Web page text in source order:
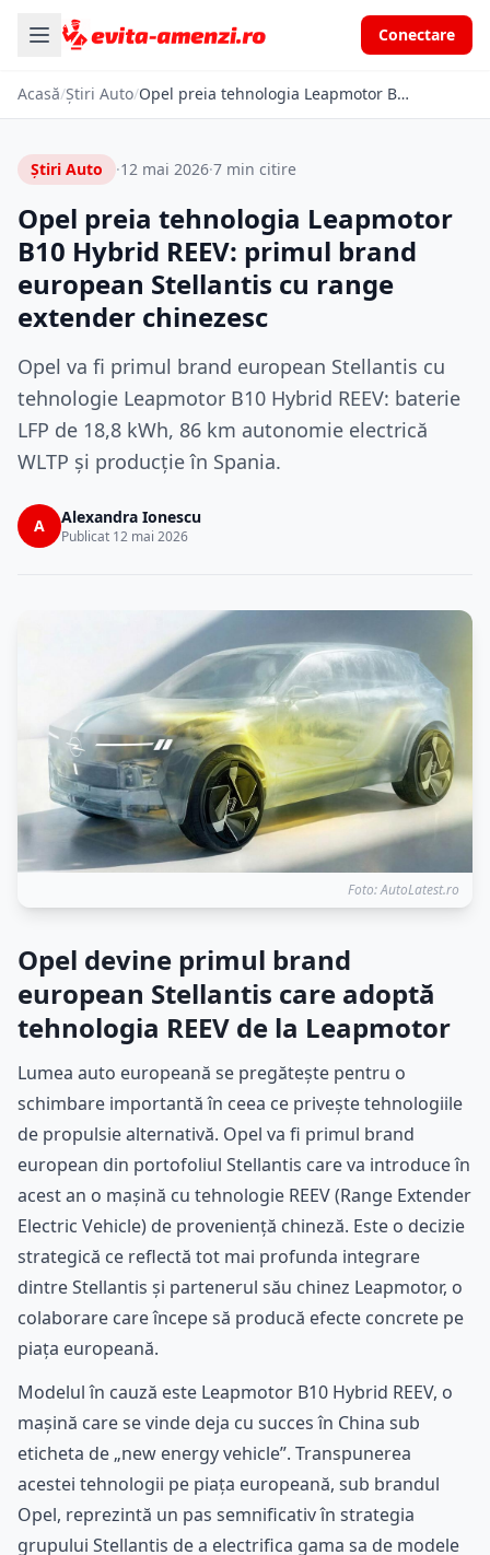
Conectare
Acasă/Știri Auto/ Opel preia tehnologia Leapmotor B10 Hybrid REEV: primul brand european Stellantis cu range extender chinezesc
Știri Auto ·12 mai 2026·7 min citire
Opel preia tehnologia Leapmotor
B10 Hybrid REEV: primul brand
european Stellantis cu range
extender chinezesc
Opel va fi primul brand european Stellantis cu
tehnologie Leapmotor B10 Hybrid REEV: baterie
LFP de 18,8 kWh, 86 km autonomie electrică
WLTP și producție în Spania.
A Alexandra Ionescu
Publicat 12 mai 2026
Foto: AutoLatest.ro
Opel devine primul brand
european Stellantis care adoptă
tehnologia REEV de la Leapmotor
Lumea auto europeană se pregătește pentru o
schimbare importantă în ceea ce privește tehnologiile
de propulsie alternativă. Opel va fi primul brand
european din portofoliul Stellantis care va introduce în
acest an o mașină cu tehnologie REEV (Range Extender
Electric Vehicle) de proveniență chineză. Este o decizie
strategică ce reflectă tot mai profunda integrare
dintre Stellantis și partenerul său chinez Leapmotor, o
colaborare care începe să producă efecte concrete pe
piața europeană.
Modelul în cauză este Leapmotor B10 Hybrid REEV, o
mașină care se vinde deja cu succes în China sub
eticheta de „new energy vehicle”. Transpunerea
acestei tehnologii pe piața europeană, sub brandul
Opel, reprezintă un pas semnificativ în strategia
grupului Stellantis de a electrifica gama sa de modele